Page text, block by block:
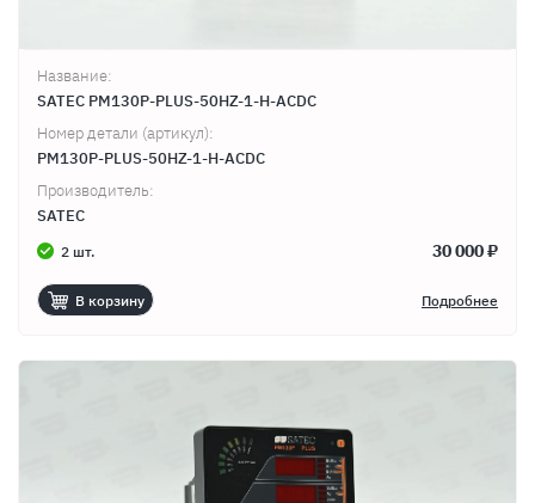
Название:
SATEC PM130P-PLUS-50HZ-1-H-ACDC
Номер детали (артикул):
PM130P-PLUS-50HZ-1-H-ACDC
Производитель:
SATEC
2 шт. 30 000 ₽
В корзину Подробнее